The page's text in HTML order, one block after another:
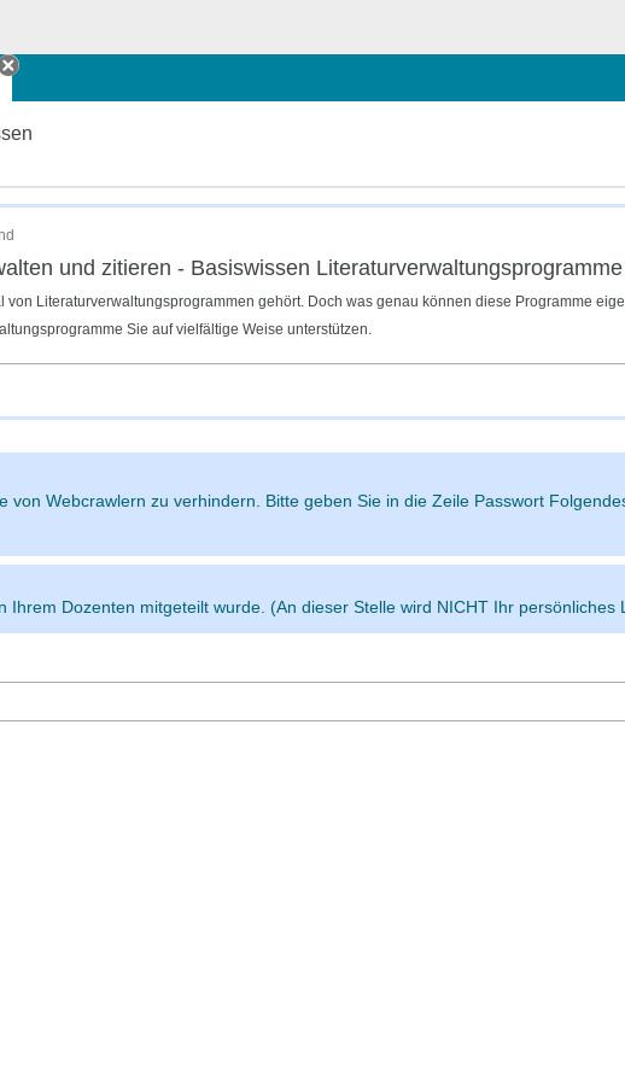
Tab schließen
und zitieren - Basiswissen Literaturverwaltungsprogramme
Literaturverwaltungsprogrammen gehört. Doch was genau können diese Programme
Sie auf vielfältige Weise unterstützen.
von Webcrawlern zu verhindern. Bitte geben Sie in die Zeile Passwort
Ihrem Dozenten mitgeteilt wurde. (An dieser Stelle wird NICHT Ihr persönliches